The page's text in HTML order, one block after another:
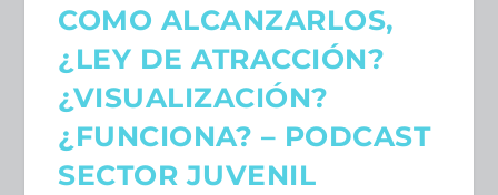
COMO ALCANZARLOS,
¿LEY DE ATRACCIÓN?
¿VISUALIZACIÓN?
¿FUNCIONA? – PODCAST
SECTOR JUVENIL